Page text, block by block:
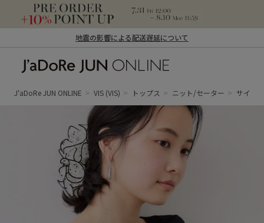
地震の影響による配送遅延について
ン オンライン）
J'aDoRe JUN ONLINE VIS (VIS) トップス ニット/セーター サイド